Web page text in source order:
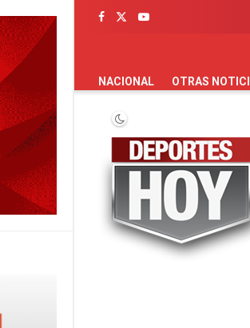
PORTADA
NACIONAL OTRAS